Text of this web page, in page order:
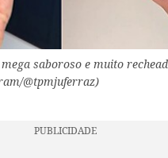
saboroso e muito
@tpmjuferraz)